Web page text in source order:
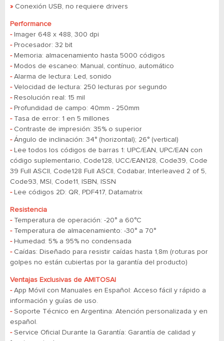
»Conexión USB, no requiere drivers
Performance
-Imager 648 x 488, 300 dpi
-Procesador: 32 bit
- Memoria: almacenamiento hasta 5000 códigos
-Modos de escaneo: Manual, contínuo, automático
- Alarma de lectura: Led, sonido
-Velocidad de lectura: 250 lecturas por segundo
-Resolución real: 15 mil
-Profundidad de campo: 40mm - 250mm
-Tasa de error: 1 en 5 millones
-Contraste de impresión: 35% o superior
-Ángulo de inclinación: 34° (horizontal); 26° (vertical)
-Lee todos los códigos de barras 1: UPC/EAN, UPC/EAN con
código suplementario, Code128, UCC/EAN128, Code39, Code
39 Full ASCII, Code128 Full ASCII, Codabar, Interleaved 2 of 5,
Code93, MSI, Code11, ISBN, ISSN
-Lee códigos 2D: QR, PDF417, Datamatrix
Resistencia
-Temperatura de operación: -20° a 60°C
-Temperatura de almacenamiento: -30° a 70°
-Humedad: 5% a 95% no condensada
-Caídas: Diseñado para resistir caídas hasta 1,8m (roturas por
golpes no están cubiertas por la garantía del producto)
Ventajas Exclusivas de AMITOSAI
- App Móvil con Manuales en Español: Acceso fácil y rápido a
información y guías de uso.
- Soporte Técnico en Argentina: Atención personalizada y en
español.
- Service Oficial Durante la Garantía: Garantía de calidad y